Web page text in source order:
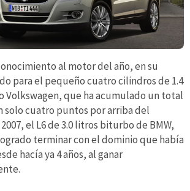
al motor del año, en su
para el pequeño cuatro cilindros de 1.4
Volkswagen, que ha acumulado un total
solo cuatro puntos por arriba del
el L6 de 3.0 litros biturbo de BMW,
terminar con el dominio que había
hacía ya 4 años, al ganar